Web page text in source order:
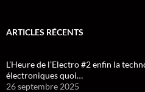
ARTICLES RÉCENTS
L’Heure de l’Electro #2 enfin la
électroniques quoi…
26 septembre 2025